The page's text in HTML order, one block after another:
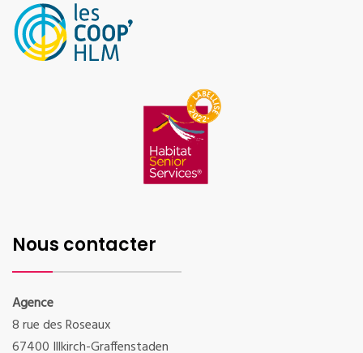
Nous contacter
Agence
8 rue des Roseaux
67400 Illkirch-Graffenstaden